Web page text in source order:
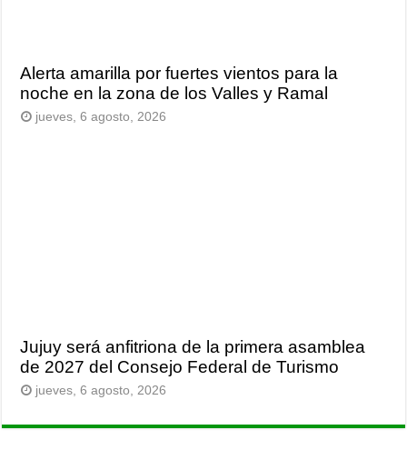
Alerta amarilla por fuertes vientos para la
noche en la zona de los Valles y Ramal
jueves, 6 agosto, 2026
Jujuy será anfitriona de la primera asamblea
de 2027 del Consejo Federal de Turismo
jueves, 6 agosto, 2026